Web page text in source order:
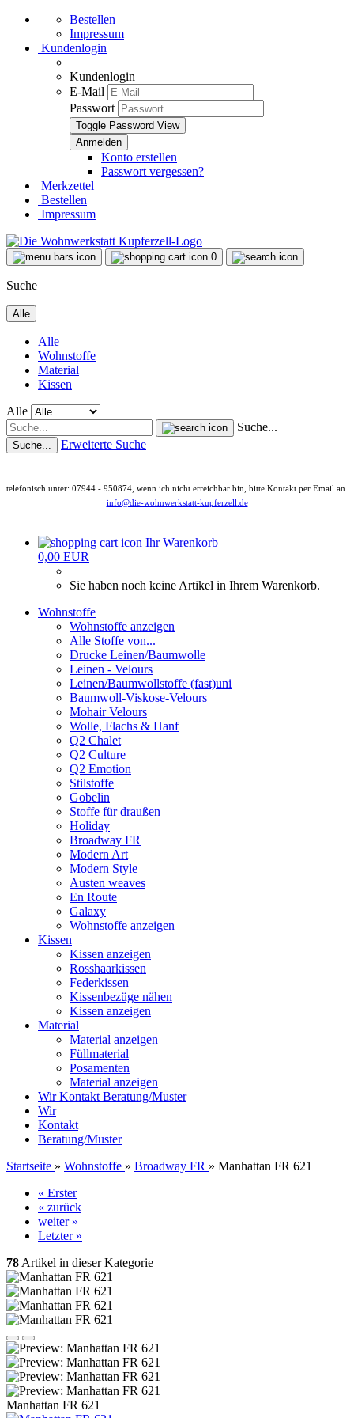
Bestellen
Impressum
Kundenlogin
Kundenlogin
E-Mail
Passwort
Toggle Password View
Konto erstellen
Passwort vergessen?
Merkzettel
Bestellen
Impressum
0
Suche
Alle
Alle
Wohnstoffe
Material
Kissen
Alle
Suche...
Suche... Erweiterte Suche
telefonisch unter: 07944 - 950874, wenn ich nicht erreichbar bin, bitte Kontakt per Email an
info@die-wohnwerkstatt-kupferzell.de
Ihr Warenkorb
0,00 EUR
Sie haben noch keine Artikel in Ihrem Warenkorb.
Wohnstoffe
Wohnstoffe anzeigen
Alle Stoffe von...
Drucke Leinen/Baumwolle
Leinen - Velours
Leinen/Baumwollstoffe (fast)uni
Baumwoll-Viskose-Velours
Mohair Velours
Wolle, Flachs & Hanf
Q2 Chalet
Q2 Culture
Q2 Emotion
Stilstoffe
Gobelin
Stoffe für draußen
Holiday
Broadway FR
Modern Art
Modern Style
Austen weaves
En Route
Galaxy
Wohnstoffe anzeigen
Kissen
Kissen anzeigen
Rosshaarkissen
Federkissen
Kissenbezüge nähen
Kissen anzeigen
Material
Material anzeigen
Füllmaterial
Posamenten
Material anzeigen
WirKontakt Beratung/Muster
Wir
Kontakt
Beratung/Muster
Startseite » Wohnstoffe » Broadway FR » Manhattan FR 621
« Erster
« zurück
weiter »
Letzter »
78 Artikel in dieser Kategorie
Manhattan FR 621